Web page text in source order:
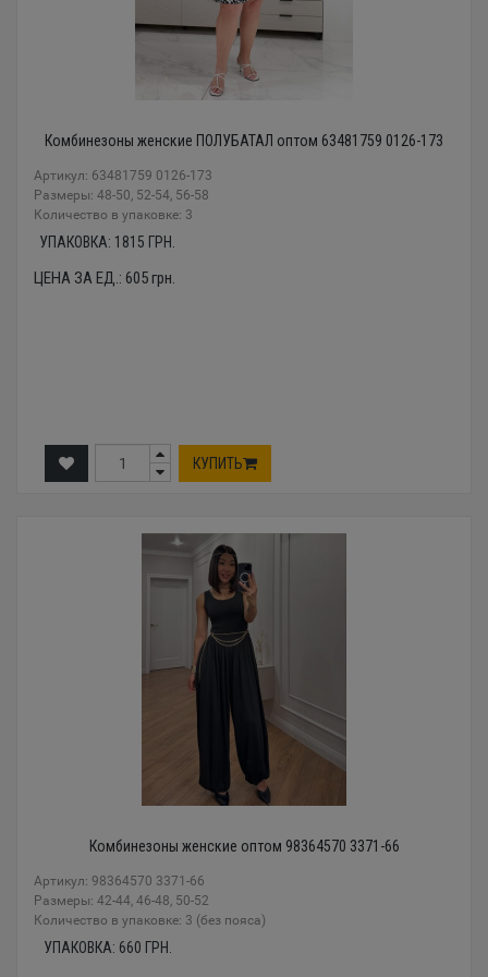
Комбинезоны женские ПОЛУБАТАЛ оптом 63481759 0126-173
Артикул: 63481759 0126-173
Размеры: 48-50, 52-54, 56-58
Количество в упаковке: 3
УПАКОВКА: 1815 ГРН.
ЦЕНА ЗА ЕД.: 605грн.
КУПИТЬ
Комбинезоны женские оптом 98364570 3371-66
Артикул: 98364570 3371-66
Размеры: 42-44, 46-48, 50-52
Количество в упаковке: 3 (без пояса)
УПАКОВКА: 660 ГРН.